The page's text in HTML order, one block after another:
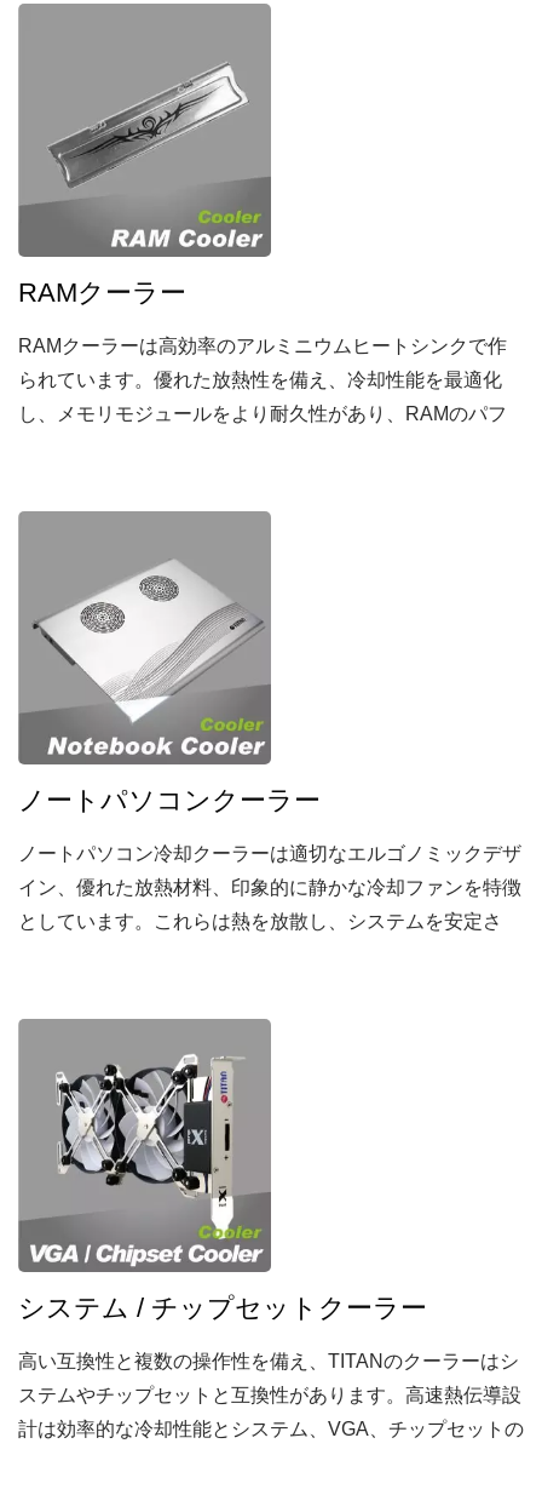
RAMクーラー
RAMクーラーは高効率のアルミニウムヒートシンクで作
られています。優れた放熱性を備え、冷却性能を最適化
し、メモリモジュールをより耐久性があり、RAMのパフ
ノートパソコンクーラー
ノートパソコン冷却クーラーは適切なエルゴノミックデザ
イン、優れた放熱材料、印象的に静かな冷却ファンを特徴
としています。これらは熱を放散し、システムを安定さ
べてのサイズで利用可能です。
システム / チップセットクーラー
高い互換性と複数の操作性を備え、TITANのクーラーはシ
ステムやチップセットと互換性があります。高速熱伝導設
計は効率的な冷却性能とシステム、VGA、チップセットの